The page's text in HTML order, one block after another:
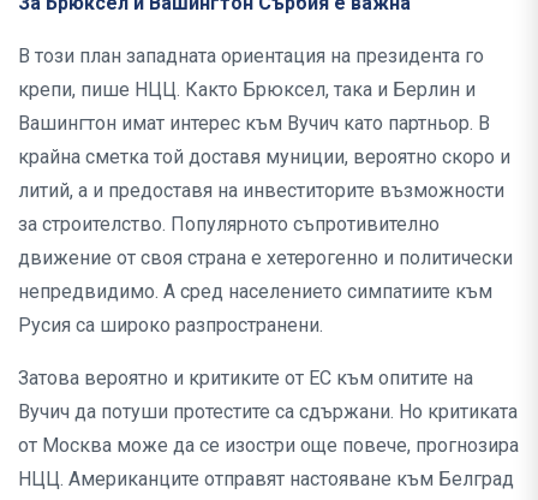
В този план западната ориентация на президента го
крепи, пише НЦЦ. Както Брюксел, така и Берлин и
Вашингтон имат интерес към Вучич като партньор. В
крайна сметка той доставя муниции, вероятно скоро и
литий, а и предоставя на инвеститорите възможности
за строителство. Популярното съпротивително
движение от своя страна е хетерогенно и политически
непредвидимо. А сред населението симпатиите към
Русия са широко разпространени.
Затова вероятно и критиките от ЕС към опитите на
Вучич да потуши протестите са сдържани. Но критиката
от Москва може да се изостри още повече, прогнозира
НЦЦ. Американците отправят настояване към Белград